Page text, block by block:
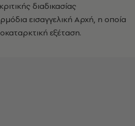
διαδικασίας
εισαγγελική Αρχή, η οποία
εξέταση.